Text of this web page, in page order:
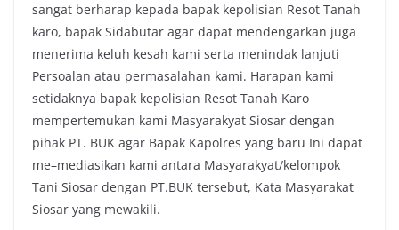
sangat berharap kepada bapak kepolisian Resot Tanah
karo, bapak Sidabutar agar dapat mendengarkan juga
menerima keluh kesah kami serta menindak lanjuti
Persoalan atau permasalahan kami. Harapan kami
setidaknya bapak kepolisian Resot Tanah Karo
mempertemukan kami Masyarakyat Siosar dengan
pihak PT. BUK agar Bapak Kapolres yang baru Ini dapat
me–mediasikan kami antara Masyarakyat/kelompok
Tani Siosar dengan PT.BUK tersebut, Kata Masyarakat
Siosar yang mewakili.